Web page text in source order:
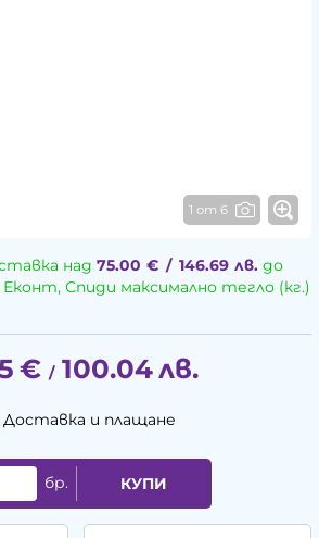
1 от 6
над 75.00 € / 146.69 лв.до
Спиди максимално тегло (кг.)
€ / 100.04лв.
Доставка и плащане
бр. КУПИ